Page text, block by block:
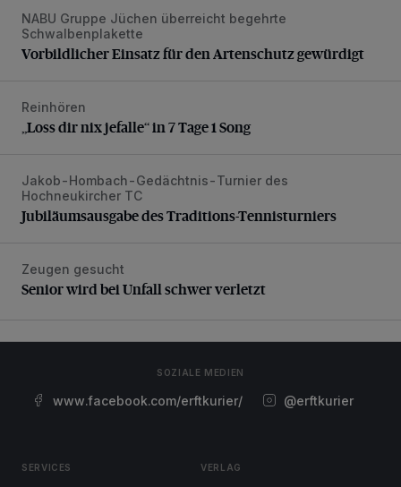
Vorbildlicher Einsatz für den Artenschutz gewürdigt
NABU Gruppe Jüchen überreicht begehrte
Schwalbenplakette
Vorbildlicher Einsatz für den Artenschutz gewürdigt
„Loss dir nix jefalle“ in 7 Tage 1 Song
Reinhören
„Loss dir nix jefalle“ in 7 Tage 1 Song
Jubiläumsausgabe des Traditions-Tennisturniers
Jakob-Hombach-Gedächtnis-Turnier des
Hochneukircher TC
Jubiläumsausgabe des Traditions-Tennisturniers
Senior wird bei Unfall schwer verletzt
Zeugen gesucht
Senior wird bei Unfall schwer verletzt
SOZIALE MEDIEN
www.facebook.com/erftkurier/ @erftkurier
SERVICES VERLAG